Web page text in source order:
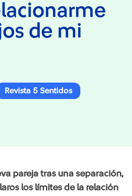
de mi
Revista 5 Sentidos
pareja tras una separación,
los límites de la relación